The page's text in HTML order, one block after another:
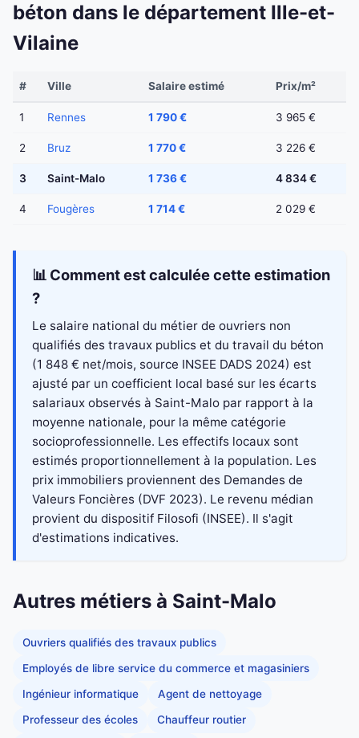
béton dans le département Ille-et-
Vilaine
# Ville Salaire estimé Prix/m²
1 Rennes 1 790 € 3 965 €
2 Bruz 1 770 € 3 226 €
3 Saint-Malo 1 736 € 4 834 €
4 Fougères 1 714 € 2 029 €
📊 Comment est calculée cette estimation
?
Le salaire national du métier de ouvriers non
qualifiés des travaux publics et du travail du béton
(1 848 € net/mois, source INSEE DADS 2024) est
ajusté par un coefficient local basé sur les écarts
salariaux observés à Saint-Malo par rapport à la
moyenne nationale, pour la même catégorie
socioprofessionnelle. Les effectifs locaux sont
estimés proportionnellement à la population. Les
prix immobiliers proviennent des Demandes de
Valeurs Foncières (DVF 2023). Le revenu médian
provient du dispositif Filosofi (INSEE). Il s'agit
d'estimations indicatives.
Autres métiers à Saint-Malo
Ouvriers qualifiés des travaux publics
Employés de libre service du commerce et magasiniers
Ingénieur informatique Agent de nettoyage
Professeur des écoles Chauffeur routier